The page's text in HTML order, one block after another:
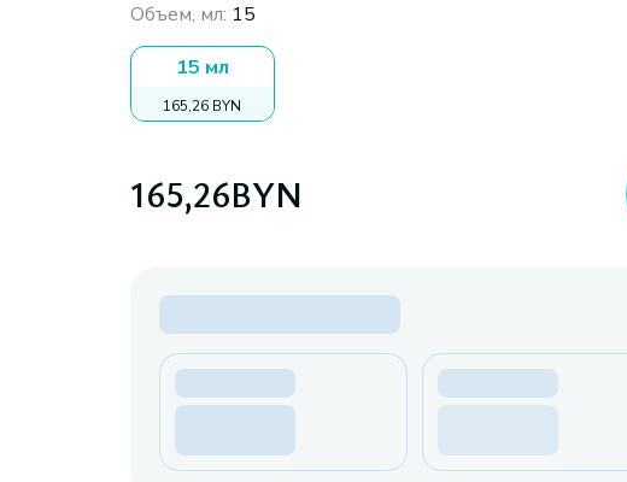
Объем, мл: 15
15 мл
165,26 BYN
165,26BYN